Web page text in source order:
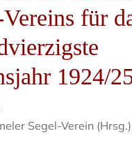
für
1924/
Segel-Verein